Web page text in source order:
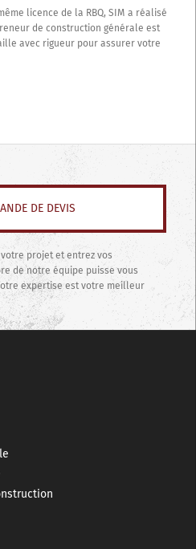
licence de la RBQ, SIM a réalisé
de construction générale est
avec rigueur pour assurer votre
DE DEVIS
projet et entrez vos
de notre équipe puisse vous
expertise est votre meilleur